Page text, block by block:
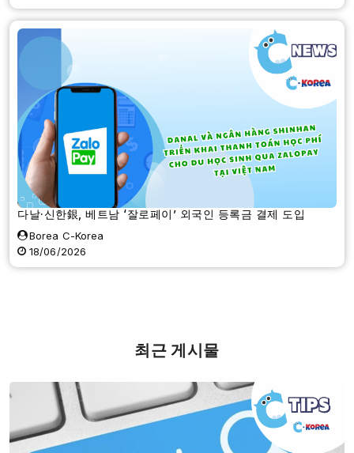
다날·신한銀, 베트남 ‘잘로페이’ 외국인 등록금 결제 도입
Borea C-Korea
18/06/2026
최근 게시물